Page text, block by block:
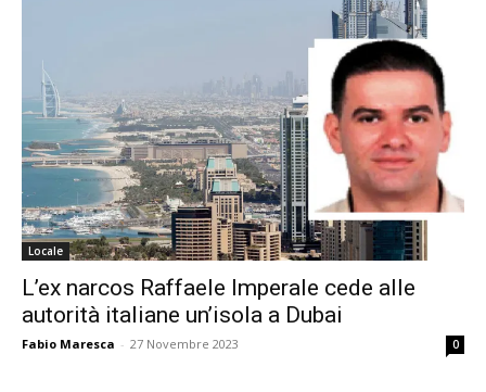
Locale
L’ex narcos Raffaele Imperale cede alle
autorità italiane un’isola a Dubai
Fabio Maresca - 27 Novembre 2023 0